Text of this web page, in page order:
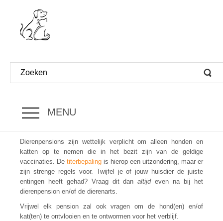
MENU
Dierenpensions zijn wettelijk verplicht om alleen honden en
katten op te nemen die in het bezit zijn van de geldige
vaccinaties. De titerbepaling is hierop een uitzondering, maar er
zijn strenge regels voor. Twijfel je of jouw huisdier de juiste
entingen heeft gehad? Vraag dit danaltijdeven na bij het
dierenpension en/of de dierenarts.
Vrijwel elk pension zal ook vragen om de hond(en) en/of
kat(ten) te ontvlooien en te ontwormen voor het verblijf.